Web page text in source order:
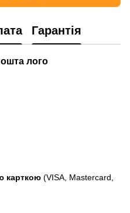
Гарантія
карткою (VISA, Mastercard,